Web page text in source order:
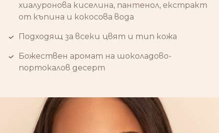
хиалуронова киселина, пантенол, екстракт
от къпина и кокосова вода
Подходящ за всеки цвят и тип кожа
Божествен аромат на шоколадово-
портокалов десерт